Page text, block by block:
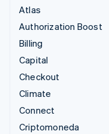
Atlas
Authorization Boost
Billing
Capital
Checkout
Climate
Connect
Criptomoneda